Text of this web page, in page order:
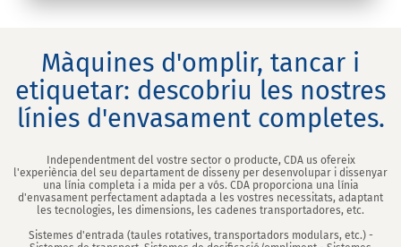
Màquines d'omplir, tancar i
etiquetar: descobriu les nostres
línies d'envasament completes.
Independentment del vostre sector o producte, CDA us ofereix
l'experiència del seu departament de disseny per desenvolupar i dissenyar
una línia completa i a mida per a vós. CDA proporciona una línia
d'envasament perfectament adaptada a les vostres necessitats, adaptant
les tecnologies, les dimensions, les cadenes transportadores, etc.
Sistemes d'entrada (taules rotatives, transportadors modulars, etc.) -